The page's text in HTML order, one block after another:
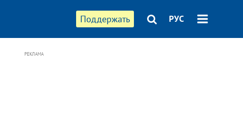
Поддержать РУС
РЕКЛАМА